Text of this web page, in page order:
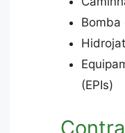
Bomba
(EPIs)